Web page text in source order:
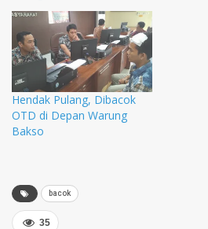
Hendak Pulang, Dibacok
OTD di Depan Warung
Bakso
bacok
35